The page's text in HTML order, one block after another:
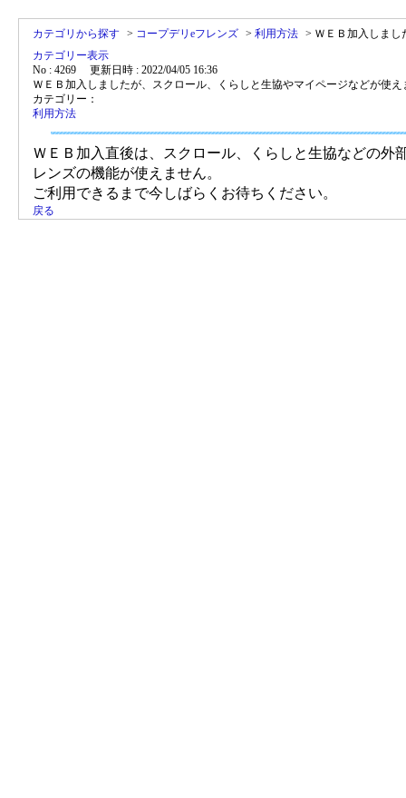
カテゴリから探す > コープデリeフレンズ > 利用方法 > ＷＥＢ加入しまし
カテゴリー表示
No : 4269
更新日時 : 2022/04/05 16:36
ＷＥＢ加入しましたが、スクロール、くらしと生協やマイページなどが使え
カテゴリー：
利用方法
ＷＥＢ加入直後は、スクロール、くらしと生協などの
レンズの機能が使えません。
ご利用できるまで今しばらくお待ちください。
戻る